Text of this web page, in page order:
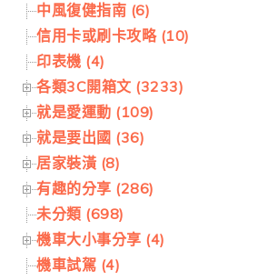
中風復健指南 (6)
信用卡或刷卡攻略 (10)
印表機 (4)
各類3C開箱文 (3233)
就是愛運動 (109)
就是要出國 (36)
居家裝潢 (8)
有趣的分享 (286)
未分類 (698)
機車大小事分享 (4)
機車試駕 (4)